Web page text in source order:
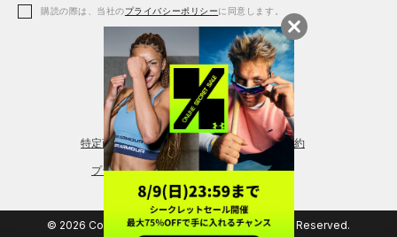
アクセサリー
レギンス＆タイツ
シューズ
購読の際は、当社のプライバシーポリシーに同意します。
特定商取引法に基づく通販の表記 会員規約
プライバシーポリシー
© 2026 Copyright DOME Corporation. All Rights Reserved.